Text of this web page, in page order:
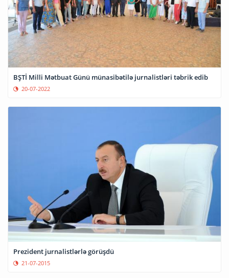
BŞTİ Milli Mətbuat Günü münasibətilə jurnalistləri təbrik edib
20-07-2022
Prezident jurnalistlərlə görüşdü
21-07-2015